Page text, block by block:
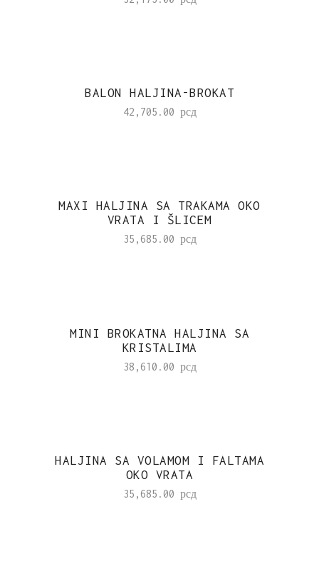
BALON HALJINA-BROKAT
42,705.00 рсд
MAXI HALJINA SA TRAKAMA OKO
VRATA I ŠLICEM
35,685.00 рсд
MINI BROKATNA HALJINA SA
KRISTALIMA
38,610.00 рсд
HALJINA SA VOLAMOM I FALTAMA
OKO VRATA
35,685.00 рсд